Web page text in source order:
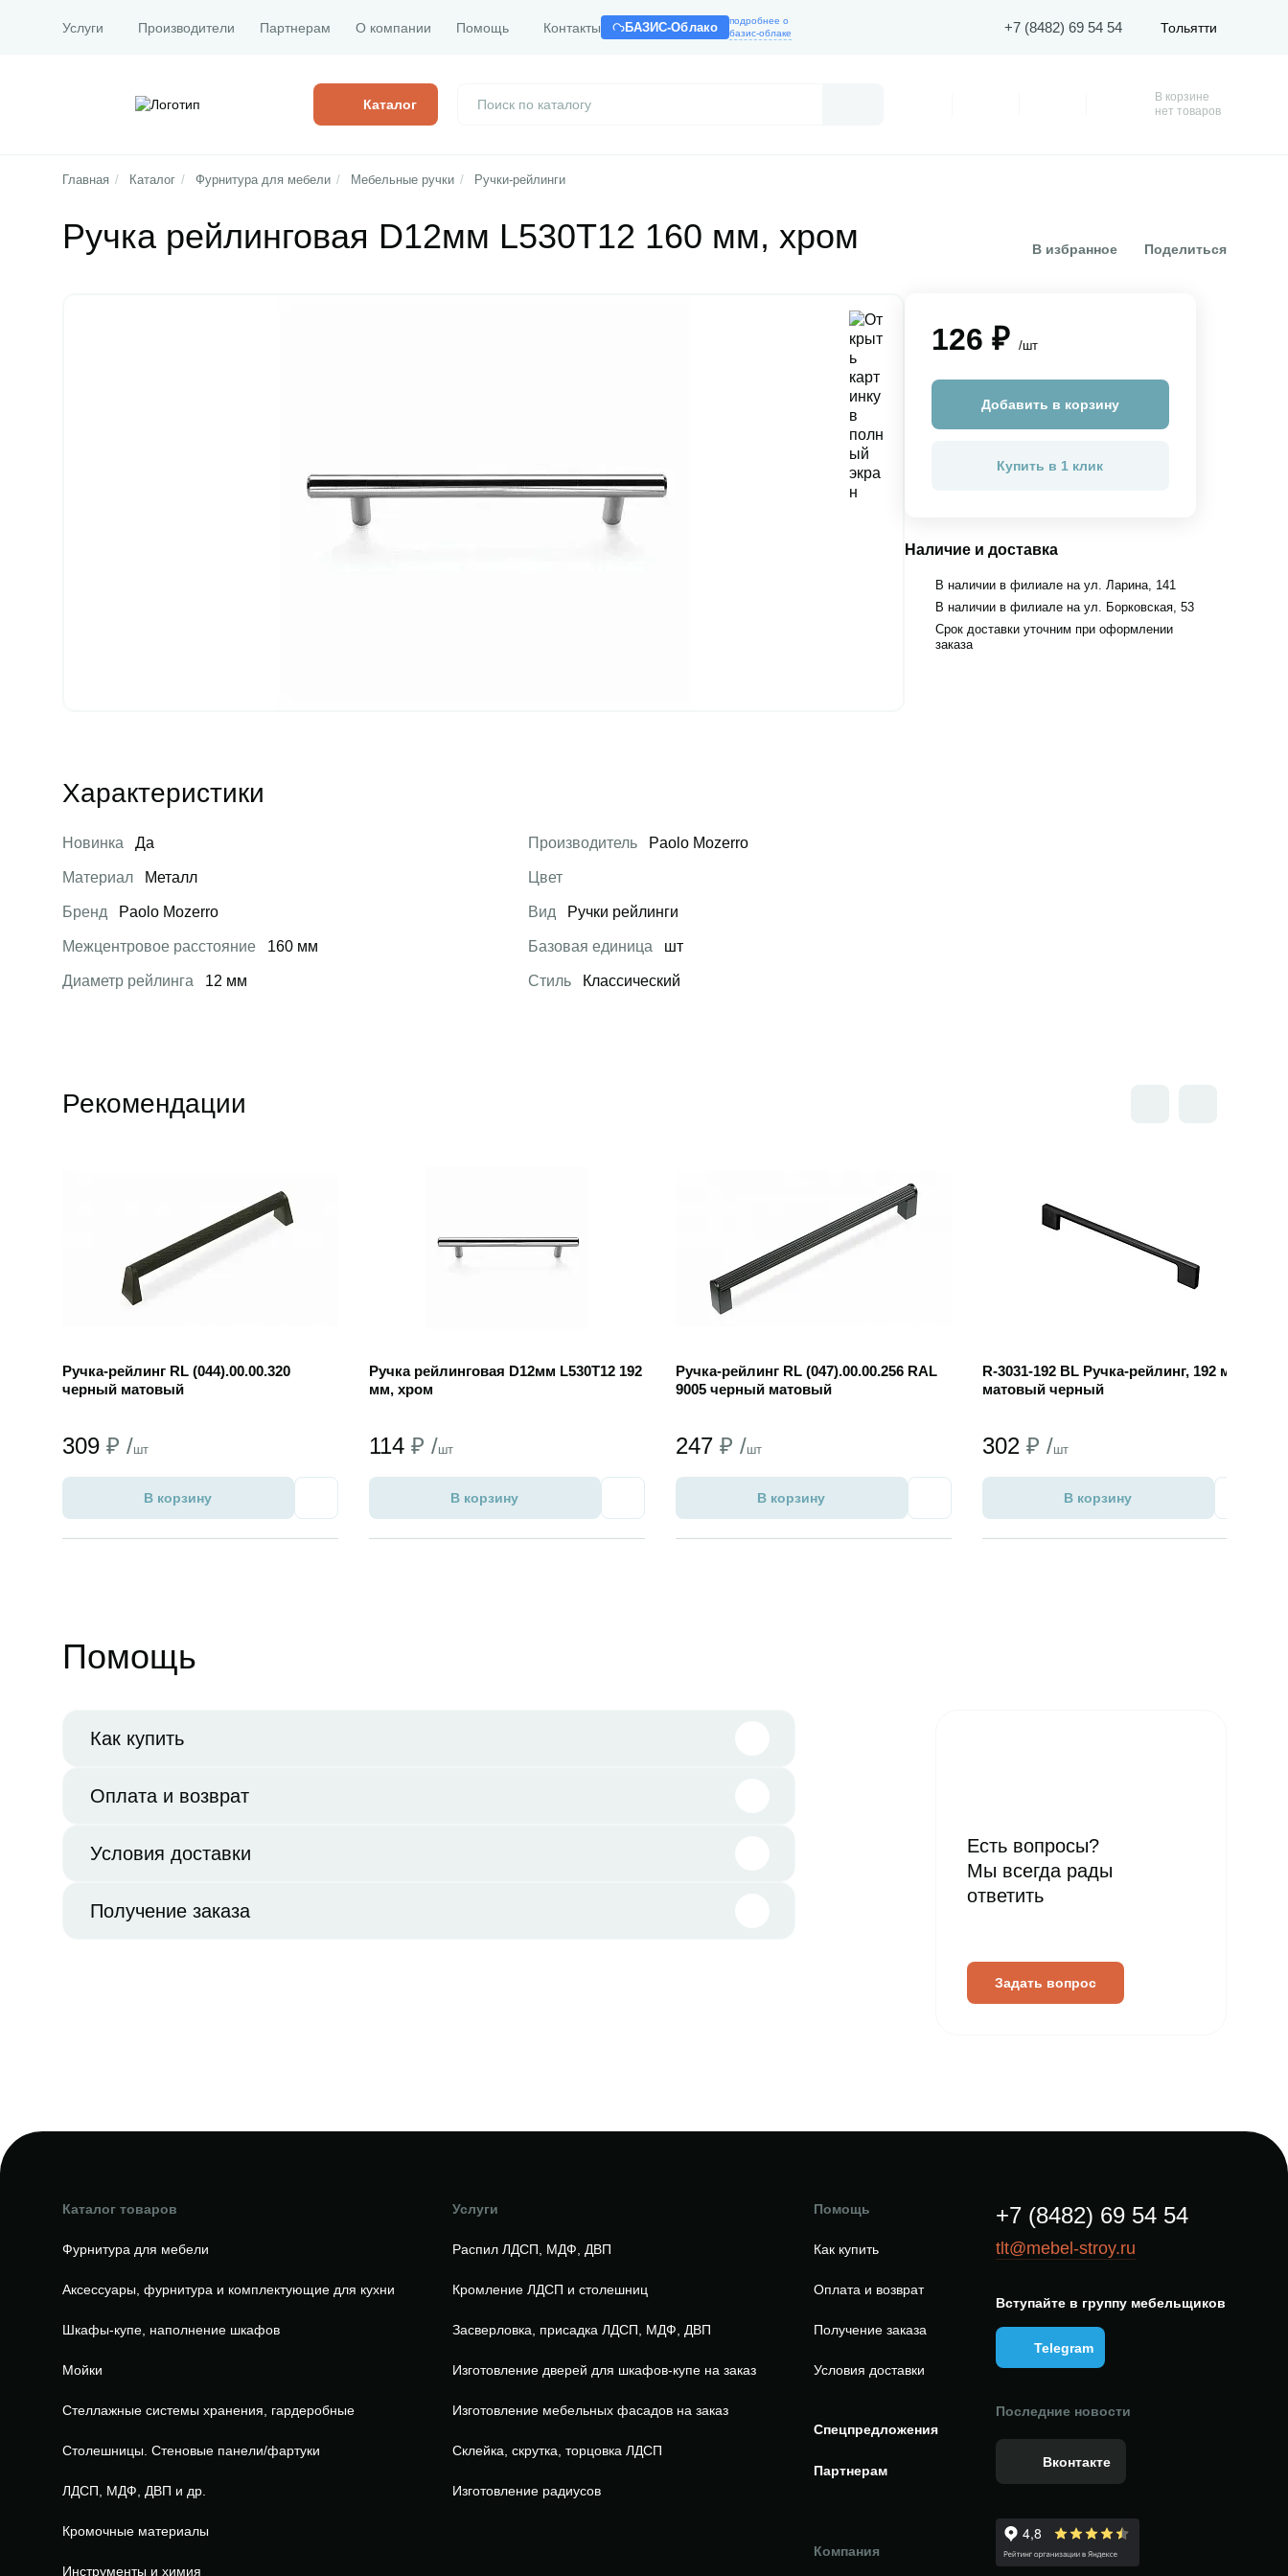
Услуги Производители Партнерам О компании Помощь Контакты БАЗИС-Облако
подробнее о
базис-облаке
+7 (8482) 69 54 54 Тольятти
Каталог Корзина
В корзине
нет товаров
Главная / Каталог / Фурнитура для мебели / Мебельные ручки / Ручки-рейлинги
Ручка рейлинговая D12мм L530T12 160 мм, хром В избранное Поделиться
126 ₽ /шт
Добавить в корзину
Купить в 1 клик
Наличие и доставка
В наличии в филиале на ул. Ларина, 141
В наличии в филиале на ул. Борковская, 53
Срок доставки уточним при оформлении
заказа
Характеристики
Новинка Да Производитель Paolo Mozerro
Материал Металл Цвет
Бренд Paolo Mozerro Вид Ручки рейлинги
Межцентровое расстояние 160 мм Базовая единица шт
Диаметр рейлинга 12 мм Стиль Классический
Рекомендации
Ручка-рейлинг RL (044).00.00.320
черный матовый
309 ₽ /шт
В корзину
Ручка рейлинговая D12мм L530T12 192
мм, хром
114 ₽ /шт
В корзину
Ручка-рейлинг RL (047).00.00.256 RAL
9005 черный матовый
247 ₽ /шт
В корзину
R-3031-192 BL Ручка-рейлинг, 192 мм,
матовый черный
302 ₽ /шт
В корзину
Помощь
Как купить
Оплата и возврат
Условия доставки
Получение заказа
Есть вопросы?
Мы всегда рады
ответить
Задать вопрос
Каталог товаров
Фурнитура для мебели
Аксессуары, фурнитура и комплектующие для кухни
Шкафы-купе, наполнение шкафов
Мойки
Стеллажные системы хранения, гардеробные
Столешницы. Стеновые панели/фартуки
ЛДСП, МДФ, ДВП и др.
Кромочные материалы
Инструменты и химия
Услуги
Распил ЛДСП, МДФ, ДВП
Кромление ЛДСП и столешниц
Засверловка, присадка ЛДСП, МДФ, ДВП
Изготовление дверей для шкафов-купе на заказ
Изготовление мебельных фасадов на заказ
Склейка, скрутка, торцовка ЛДСП
Изготовление радиусов
Помощь
Как купить
Оплата и возврат
Получение заказа
Условия доставки
Спецпредложения
Партнерам
Компания
+7 (8482) 69 54 54
tlt@mebel-stroy.ru
Вступайте в группу мебельщиков
Telegram
Последние новости
Вконтакте